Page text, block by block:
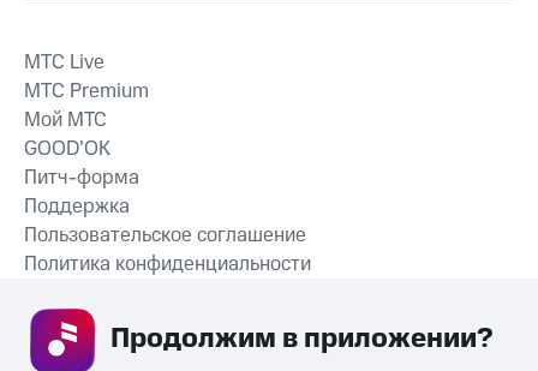
СКАЧАТЬ ПРИЛОЖЕНИЕ
MTС Live
MTС Premium
Мой МТС
GOOD’OK
Питч-форма
Поддержка
Пользовательское соглашение
Политика конфиденциальности